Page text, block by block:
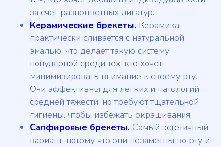
за счет разноцветных лигатур.
Керамические брекеты. Керамика
практически сливается с натуральной
эмалью, что делает такую систему
популярной среди тех, кто хочет
минимизировать внимание к своему рту.
Они эффективны для легких и патологий
средней тяжести, но требуют тщательной
гигиены, чтобы избежать окрашивания.
Сапфировые брекеты. Самый эстетичный
вариант, потому что они незаметны во рту и